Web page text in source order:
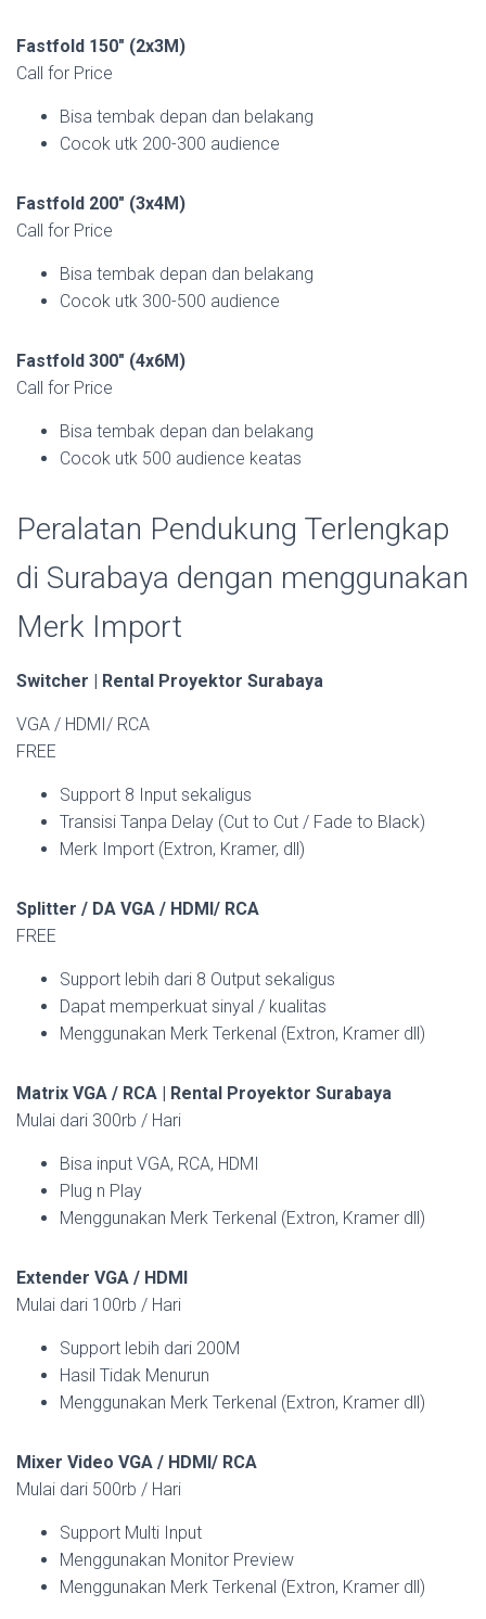
Fastfold 150″ (2x3M)
Call for Price
Bisa tembak depan dan belakang
Cocok utk 200-300 audience
Fastfold 200″ (3x4M)
Call for Price
Bisa tembak depan dan belakang
Cocok utk 300-500 audience
Fastfold 300″ (4x6M)
Call for Price
Bisa tembak depan dan belakang
Cocok utk 500 audience keatas
Peralatan Pendukung Terlengkap
di Surabaya dengan menggunakan
Merk Import
Switcher | Rental Proyektor Surabaya
VGA / HDMI/ RCA
FREE
Support 8 Input sekaligus
Transisi Tanpa Delay (Cut to Cut / Fade to Black)
Merk Import (Extron, Kramer, dll)
Splitter / DA VGA / HDMI/ RCA
FREE
Support lebih dari 8 Output sekaligus
Dapat memperkuat sinyal / kualitas
Menggunakan Merk Terkenal (Extron, Kramer dll)
Matrix VGA / RCA | Rental Proyektor Surabaya
Mulai dari 300rb / Hari
Bisa input VGA, RCA, HDMI
Plug n Play
Menggunakan Merk Terkenal (Extron, Kramer dll)
Extender VGA / HDMI
Mulai dari 100rb / Hari
Support lebih dari 200M
Hasil Tidak Menurun
Menggunakan Merk Terkenal (Extron, Kramer dll)
Mixer Video VGA / HDMI/ RCA
Mulai dari 500rb / Hari
Support Multi Input
Menggunakan Monitor Preview
Menggunakan Merk Terkenal (Extron, Kramer dll)